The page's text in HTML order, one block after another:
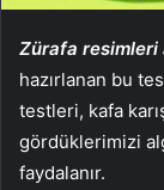
Zürafa resimleri
hazırlanan bu
testleri, kafa
gördüklerimizi
faydalanır.